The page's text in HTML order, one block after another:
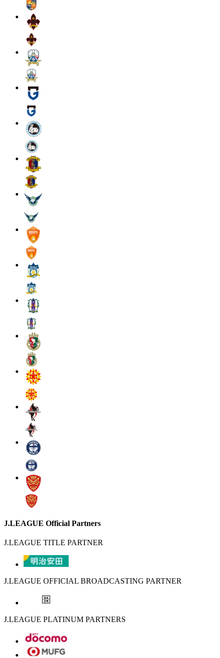
J.LEAGUE Official Partners
J.LEAGUE TITLE PARTNER
J.LEAGUE OFFICIAL BROADCASTING PARTNER
J.LEAGUE PLATINUM PARTNERS